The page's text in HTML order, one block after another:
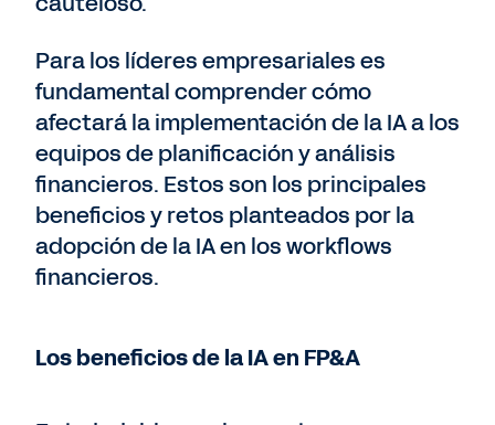
Para los líderes empresariales es
fundamental comprender cómo
afectará la implementación de la IA a los
equipos de planificación y análisis
financieros. Estos son los principales
beneficios y retos planteados por la
adopción de la IA en los workflows
financieros.
Los beneficios de la IA en FP&A